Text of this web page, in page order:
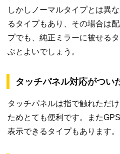
しかしノーマルタイプとは異
るタイプもあり、その場合は
プでも、純正ミラーに被せる
ぶとよいでしょう。
タッチパネル対応がつい
タッチパネルは指で触れただ
ためとても便利です。また
表示できるタイプもあります。